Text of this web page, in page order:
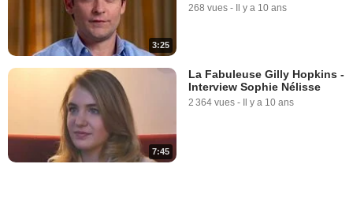
3:25
268 vues - Il y a 10 ans
7:45
La Fabuleuse Gilly Hopkins -
Interview Sophie Nélisse
2 364 vues - Il y a 10 ans